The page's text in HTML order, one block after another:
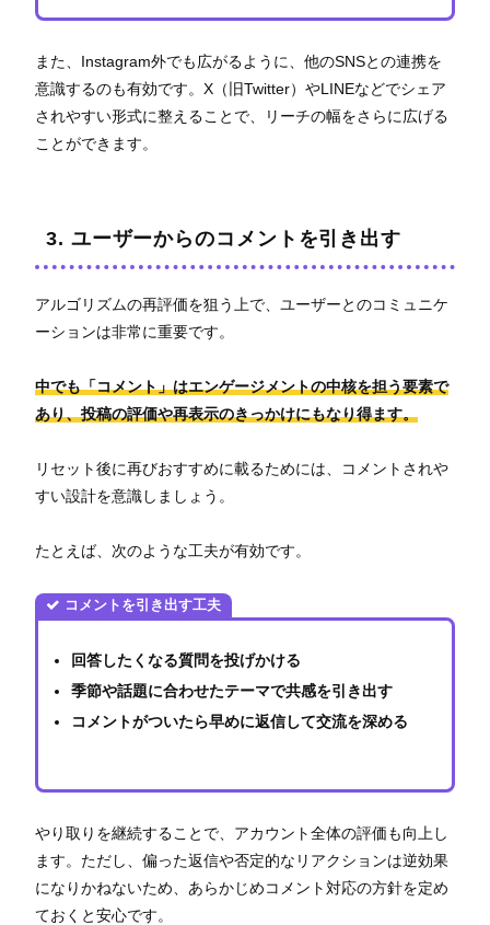
また、Instagram外でも広がるように、他のSNSとの連携を
意識するのも有効です。X（旧Twitter）やLINEなどでシェア
されやすい形式に整えることで、リーチの幅をさらに広げる
ことができます。
3. ユーザーからのコメントを引き出す
アルゴリズムの再評価を狙う上で、ユーザーとのコミュニケ
ーションは非常に重要です。
中でも「コメント」はエンゲージメントの中核を担う要素で
あり、投稿の評価や再表示のきっかけにもなり得ます。
リセット後に再びおすすめに載るためには、コメントされや
すい設計を意識しましょう。
たとえば、次のような工夫が有効です。
コメントを引き出す工夫
回答したくなる質問を投げかける
季節や話題に合わせたテーマで共感を引き出す
コメントがついたら早めに返信して交流を深める
やり取りを継続することで、アカウント全体の評価も向上し
ます。ただし、偏った返信や否定的なリアクションは逆効果
になりかねないため、あらかじめコメント対応の方針を定め
ておくと安心です。